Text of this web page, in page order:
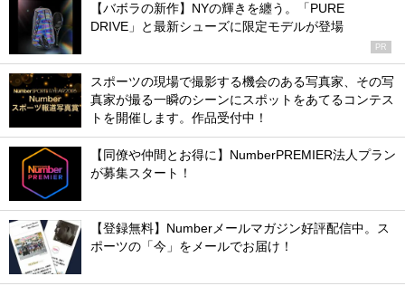
【バボラの新作】NYの輝きを纏う。「PURE
DRIVE」と最新シューズに限定モデルが登場
PR
スポーツの現場で撮影する機会のある写真家、その写
真家が撮る一瞬のシーンにスポットをあてるコンテス
トを開催します。作品受付中！
【同僚や仲間とお得に】NumberPREMIER法人プラン
が募集スタート！
【登録無料】Numberメールマガジン好評配信中。ス
ポーツの「今」をメールでお届け！